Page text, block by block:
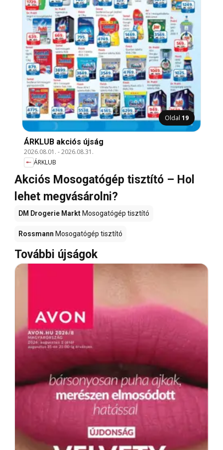
Oldal 19
ÁRKLUB akciós újság
2026.08.01. -2026.08.31.
ÁRKLUB
Akciós Mosogatógép tisztító – Hol
lehet megvásárolni?
DM Drogerie Markt Mosogatógép tisztító
Rossmann Mosogatógép tisztító
További újságok